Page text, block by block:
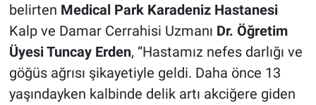
belirten Medical Park Karadeniz Hastanesi
Kalp ve Damar Cerrahisi Uzmanı Dr. Öğretim
Üyesi Tuncay Erden, “Hastamız nefes darlığı ve
göğüs ağrısı şikayetiyle geldi. Daha önce 13
yaşındayken kalbinde delik artı akciğere giden